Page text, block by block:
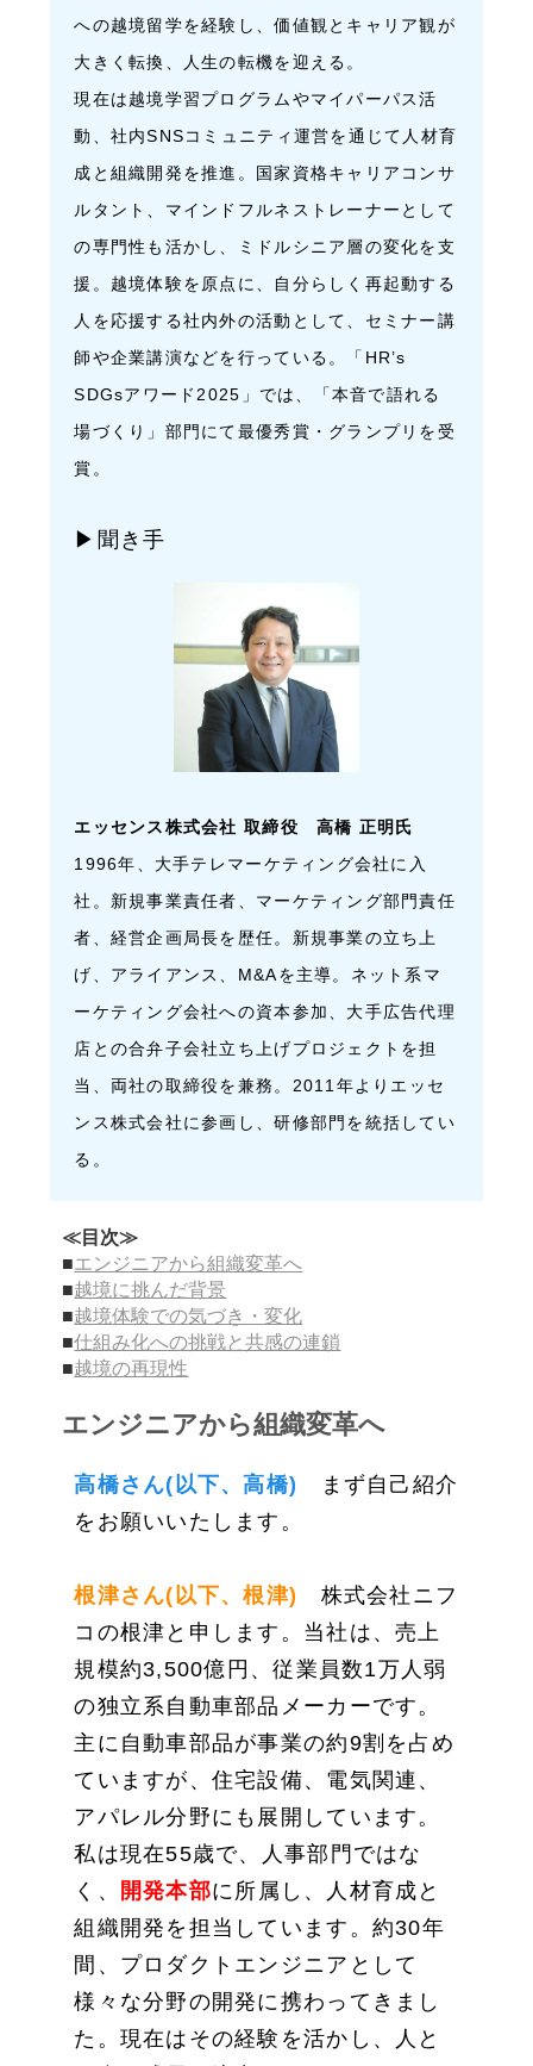
への越境留学を経験し、価値観とキャリア観が
大きく転換、人生の転機を迎える。
現在は越境学習プログラムやマイパーパス活
動、社内SNSコミュニティ運営を通じて人材育
成と組織開発を推進。国家資格キャリアコンサ
ルタント、マインドフルネストレーナーとして
の専門性も活かし、ミドルシニア層の変化を支
援。越境体験を原点に、自分らしく再起動する
人を応援する社内外の活動として、セミナー講
師や企業講演などを行っている。「HR’s
SDGsアワード2025」では、「本音で語れる
場づくり」部門にて最優秀賞・グランプリを受
賞。
▶聞き手
エッセンス株式会社 取締役 高橋 正明氏
1996年、大手テレマーケティング会社に入
社。新規事業責任者、マーケティング部門責任
者、経営企画局長を歴任。新規事業の立ち上
げ、アライアンス、M&Aを主導。ネット系マ
ーケティング会社への資本参加、大手広告代理
店との合弁子会社立ち上げプロジェクトを担
当、両社の取締役を兼務。2011年よりエッセ
ンス株式会社に参画し、研修部門を統括してい
る。
≪目次≫
■エンジニアから組織変革へ
■越境に挑んだ背景
■越境体験での気づき・変化
■仕組み化への挑戦と共感の連鎖
■越境の再現性
エンジニアから組織変革へ
高橋さん(以下、高橋)
まず自己紹介
をお願いいたします。
根津さん(以下、根津)
株式会社ニフ
コの根津と申します。当社は、売上
規模約3,500億円、従業員数1万人弱
の独立系自動車部品メーカーです。
主に自動車部品が事業の約9割を占め
ていますが、住宅設備、電気関連、
アパレル分野にも展開しています。
私は現在55歳で、人事部門ではな
く、
開発本部に所属し、人材育成と
組織開発を担当しています。約30年
間、プロダクトエンジニアとして
様々な分野の開発に携わってきまし
た。現在はその経験を活かし、人と